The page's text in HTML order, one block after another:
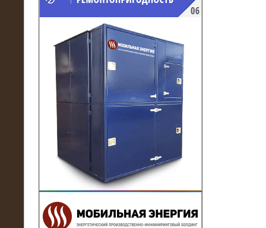
21.03.2017
Комплектная трансформаторная
подстанция 6 МВА (морское
исполнение, IP56)